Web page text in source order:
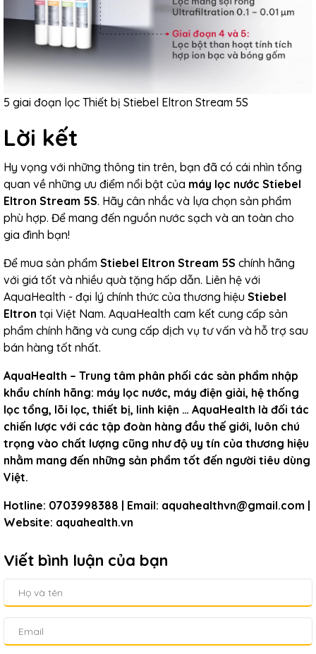
5 giai đoạn lọc Thiết bị Stiebel Eltron Stream 5S
Lời kết
Hy vọng với những thông tin trên, bạn đã có cái nhìn tổng
quan về những ưu điểm nổi bật của máy lọc nước Stiebel
Eltron Stream 5S. Hãy cân nhắc và lựa chọn sản phẩm
phù hợp. Để mang đến nguồn nước sạch và an toàn cho
gia đình bạn!
Để mua sản phẩm Stiebel Eltron Stream 5S chính hãng
với giá tốt và nhiều quà tặng hấp dẫn. Liên hệ với
AquaHealth - đại lý chính thức của thương hiệu Stiebel
Eltron tại Việt Nam. AquaHealth cam kết cung cấp sản
phẩm chính hãng và cung cấp dịch vụ tư vấn và hỗ trợ sau
bán hàng tốt nhất.
AquaHealth – Trung tâm phân phối các sản phẩm nhập
khẩu chính hãng: máy lọc nước, máy điện giải, hệ thống
lọc tổng, lõi lọc, thiết bị, linh kiện … AquaHealth là đối tác
chiến lược với các tập đoàn hàng đầu thế giới, luôn chú
trọng vào chất lượng cũng như độ uy tín của thương hiệu
nhằm mang đến những sản phẩm tốt đến người tiêu dùng
Việt.
Hotline: 0703998388 | Email: aquahealthvn@gmail.com |
Website: aquahealth.vn
Viết bình luận của bạn